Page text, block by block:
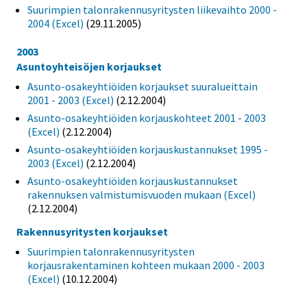
Suurimpien talonrakennusyritysten liikevaihto 2000 -
2004 (Excel) (29.11.2005)
2003
Asuntoyhteisöjen korjaukset
Asunto-osakeyhtiöiden korjaukset suuralueittain
2001 - 2003 (Excel) (2.12.2004)
Asunto-osakeyhtiöiden korjauskohteet 2001 - 2003
(Excel) (2.12.2004)
Asunto-osakeyhtiöiden korjauskustannukset 1995 -
2003 (Excel) (2.12.2004)
Asunto-osakeyhtiöiden korjauskustannukset
rakennuksen valmistumisvuoden mukaan (Excel)
(2.12.2004)
Rakennusyritysten korjaukset
Suurimpien talonrakennusyritysten
korjausrakentaminen kohteen mukaan 2000 - 2003
(Excel) (10.12.2004)